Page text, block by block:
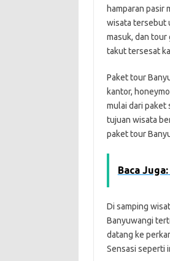
hamparan pasir
wisata tersebut
masuk, dan
takut tersesat
Paket tour
kantor,
mulai dari paket
tujuan wisata
paket tour
Baca Juga:
Di samping
Banyuwangi
datang ke
Sensasi seperti